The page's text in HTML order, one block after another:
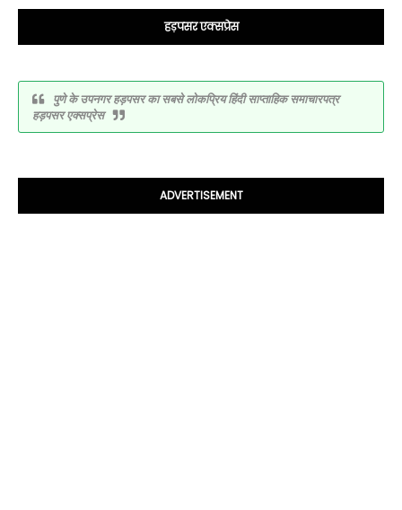
हड़पसर एक्सप्रेस
पुणे के उपनगर हड़पसर का सबसे लोकप्रिय हिंदी साप्ताहिक समाचारपत्र
हड़पसर एक्सप्रेस
ADVERTISEMENT